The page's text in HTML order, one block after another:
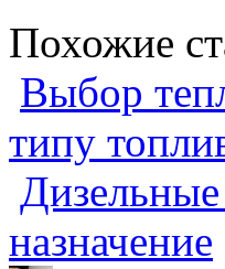
Похожие
Выбор
типу
назначение